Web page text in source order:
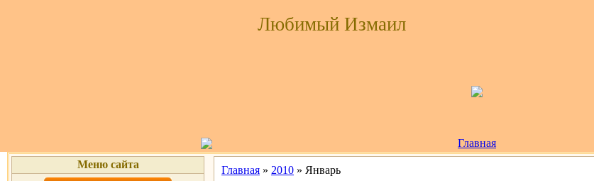
Любимый Измаил
Главная
Меню сайта
Главная » 2010 » Январь